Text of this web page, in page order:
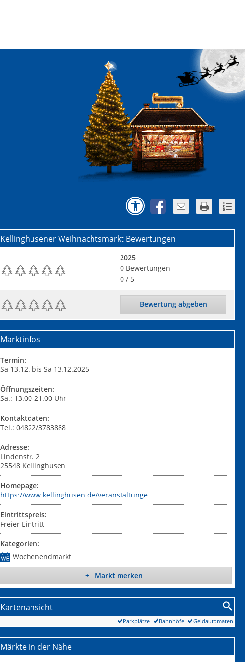
Kellinghusener Weihnachtsmarkt Bewertungen
2025
0 Bewertungen
0 / 5
Bewertung abgeben
Marktinfos
Termin:
Sa 13.12. bis Sa 13.12.2025
Öffnungszeiten:
Sa.: 13.00-21.00 Uhr
Kontaktdaten:
Tel.: 04822/3783888
Adresse:
Lindenstr. 2
25548 Kellinghusen
Homepage:
https://www.kellinghusen.de/veranstaltunge…
Eintrittspreis:
Freier Eintritt
Kategorien:
Wochenendmarkt
+ Markt merken
Kartenansicht
Geldautomaten
Bahnhöfe
Parkplätze
Märkte in der Nähe